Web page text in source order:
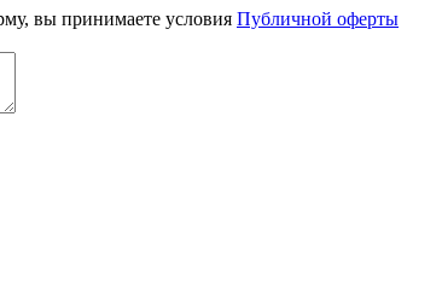
вы принимаете условия Публичной оферты